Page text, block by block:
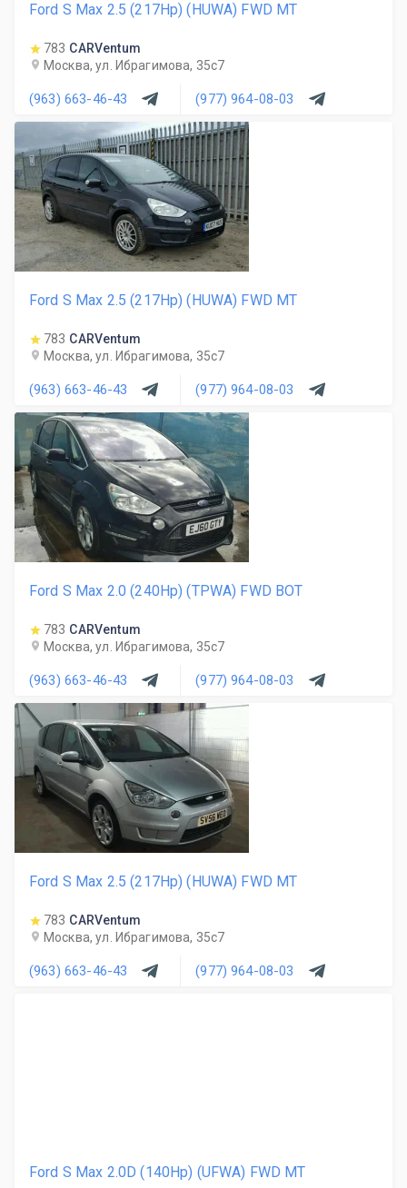
Ford S Max 2.5 (217Hp) (HUWA) FWD MT
783 CARVentum
Москва, ул. Ибрагимова, 35с7
(963) 663-46-43 (977) 964-08-03
Ford S Max 2.5 (217Hp) (HUWA) FWD MT
783 CARVentum
Москва, ул. Ибрагимова, 35с7
(963) 663-46-43 (977) 964-08-03
Ford S Max 2.0 (240Hp) (TPWA) FWD BOT
783 CARVentum
Москва, ул. Ибрагимова, 35с7
(963) 663-46-43 (977) 964-08-03
Ford S Max 2.5 (217Hp) (HUWA) FWD MT
783 CARVentum
Москва, ул. Ибрагимова, 35с7
(963) 663-46-43 (977) 964-08-03
Ford S Max 2.0D (140Hp) (UFWA) FWD MT